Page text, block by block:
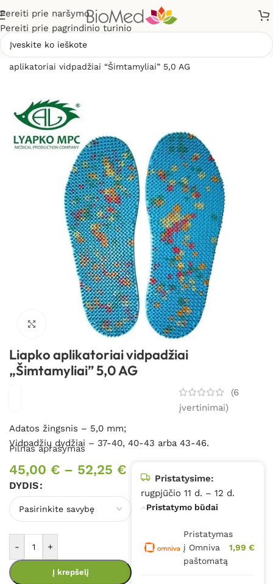
Pereiti prie naršymo
Pereiti prie pagrindinio turinio
aplikatoriai vidpadžiai “Šimtamyliai” 5,0 AG
Spustelėkite, kad padidintumėte
Liapko aplikatoriai vidpadžiai
„Šimtamyliai” 5,0 AG
(6
įvertinimai)
Adatos žingsnis – 5,0 mm;
Vidpadžių dydžiai – 37-40, 40-43 arba 43-46.
Pilnas aprašymas
45,00 € – 52,25 €
DYDIS
- +
Į krepšelį
Pristatysime:
rugpjūčio 11 d. – 12 d.
Pristatymo būdai
Pristatymas
į Omniva
paštomatą
1,99 €